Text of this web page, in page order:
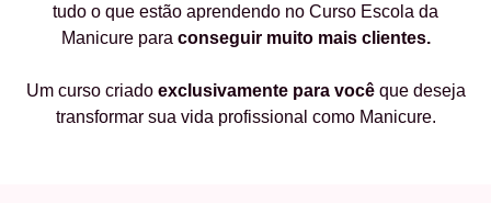
tudo o que estão aprendendo no Curso Escola da
Manicure para conseguir muito mais clientes.
Um curso criado exclusivamente para vocêque deseja
transformar sua vida profissional como Manicure.